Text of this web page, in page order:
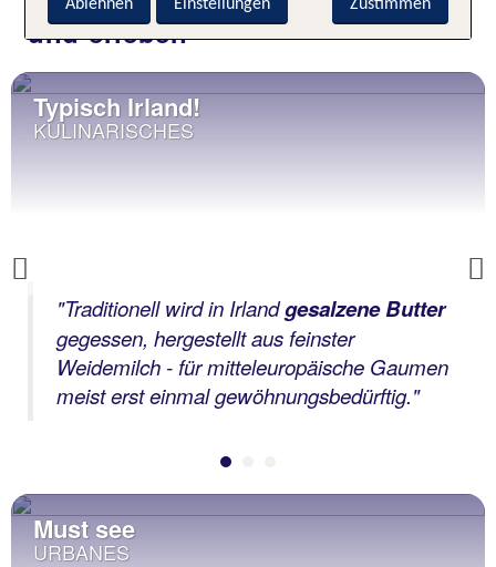
und erleben
Previous
Typisch Irland!
KULINARISCHES
"Traditionell wird in Irlandgesalzene Butter
gegessen, hergestellt aus feinster
Weidemilch - für mitteleuropäische Gaumen
meist erst einmal gewöhnungsbedürftig."
Must see
URBANES
Zustimmen
Ablehnen Einstellungen